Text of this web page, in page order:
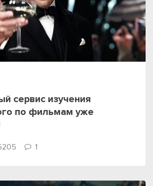
сервис изучения
по фильмам уже
1